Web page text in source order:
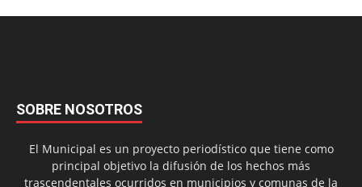
SOBRE NOSOTROS
El Municipal es un proyecto periodístico que tiene como
principal objetivo la difusión de los hechos más
trascendentales ocurridos en municipios y comunas de la